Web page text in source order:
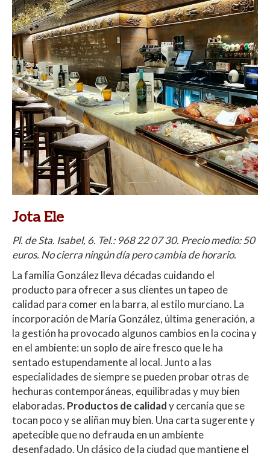
Jota Ele
Pl. de Sta. Isabel, 6. Tel.: 968 22 07 30. Precio medio: 50
euros. No cierra ningún día pero cambia de horario.
La familia González lleva décadas cuidando el
producto para ofrecer a sus clientes un tapeo de
calidad para comer en la barra, al estilo murciano. La
incorporación de María González, última generación, a
la gestión ha provocado algunos cambios en la cocina y
en el ambiente: un soplo de aire fresco que le ha
sentado estupendamente al local. Junto a las
especialidades de siempre se pueden probar otras de
hechuras contemporáneas, equilibradas y muy bien
elaboradas. Productos de calidady cercanía que se
tocan poco y se aliñan muy bien. Una carta sugerente y
apetecible que no defrauda en un ambiente
desenfadado. Un clásico de la ciudad que mantiene el